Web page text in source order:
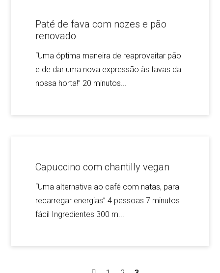
Paté de fava com nozes e pão
renovado
“Uma óptima maneira de reaproveitar pão
e de dar uma nova expressão às favas da
nossa horta!” 20 minutos...
Capuccino com chantilly vegan
“Uma alternativa ao café com natas, para
recarregar energias” 4 pessoas 7 minutos
fácil Ingredientes 300 m...